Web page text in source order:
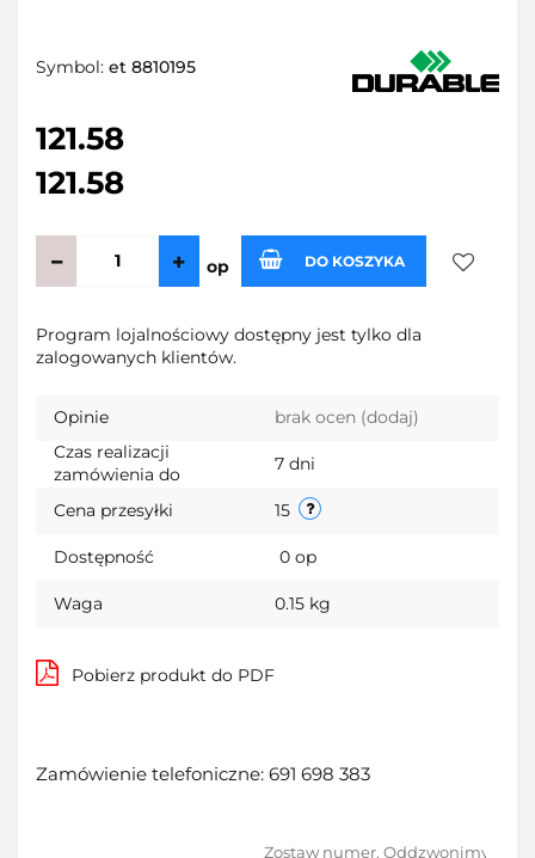
Symbol: et 8810195
121.58
121.58
op DO KOSZYKA
Program lojalnościowy dostępny jest tylko dla
zalogowanych klientów.
Opinie brak ocen (dodaj)
Czas realizacji
zamówienia do
7 dni
Cena przesyłki 15
Dostępność 0 op
Waga 0.15 kg
Pobierz produkt do PDF
Zamówienie telefoniczne: 691 698 383